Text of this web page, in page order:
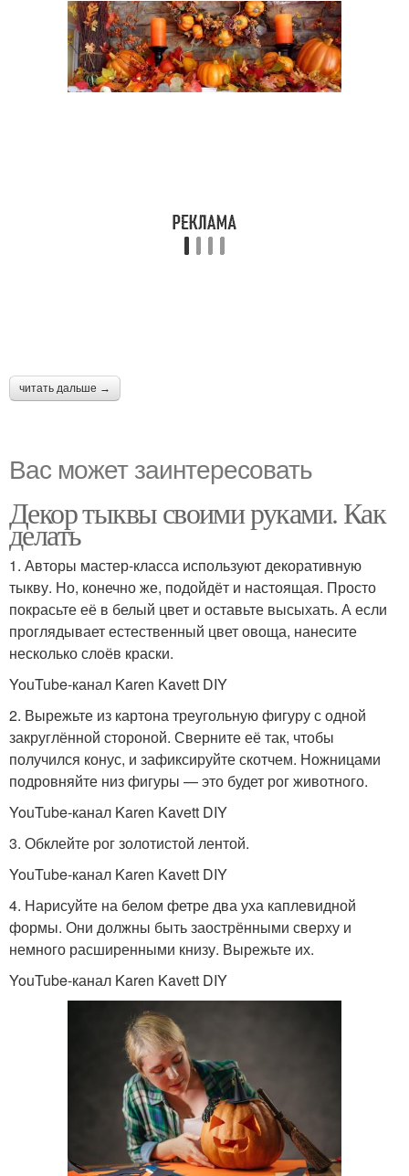
читать дальше →
Вас может заинтересовать
Декор тыквы своими руками. Как
делать
1. Авторы мастер-класса используют декоративную
тыкву. Но, конечно же, подойдёт и настоящая. Просто
покрасьте её в белый цвет и оставьте высыхать. А если
проглядывает естественный цвет овоща, нанесите
несколько слоёв краски.
YouTube-канал Karen Kavett DIY
2. Вырежьте из картона треугольную фигуру с одной
закруглённой стороной. Сверните её так, чтобы
получился конус, и зафиксируйте скотчем. Ножницами
подровняйте низ фигуры — это будет рог животного.
YouTube-канал Karen Kavett DIY
3. Обклейте рог золотистой лентой.
YouTube-канал Karen Kavett DIY
4. Нарисуйте на белом фетре два уха каплевидной
формы. Они должны быть заострёнными сверху и
немного расширенными книзу. Вырежьте их.
YouTube-канал Karen Kavett DIY